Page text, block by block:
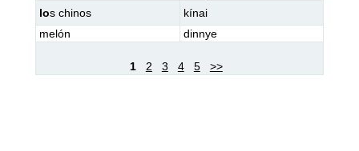
los chinos
kínai
melón
dinnye
1 2 3 4 5 >>